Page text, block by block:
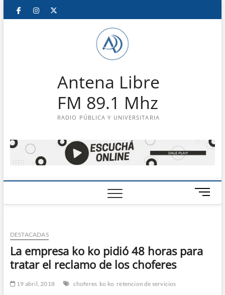
Saltar
FacebookInstagram
Antena Libre
FM 89.1 Mhz
RADIO PÚBLICA Y UNIVERSITARIA
B
o
d
e
DESTACADAS
La empresa ko ko pidió 48 horas para
tratar el reclamo de los choferes
19 abril, 2018 choferes ko ko retencion de servicios